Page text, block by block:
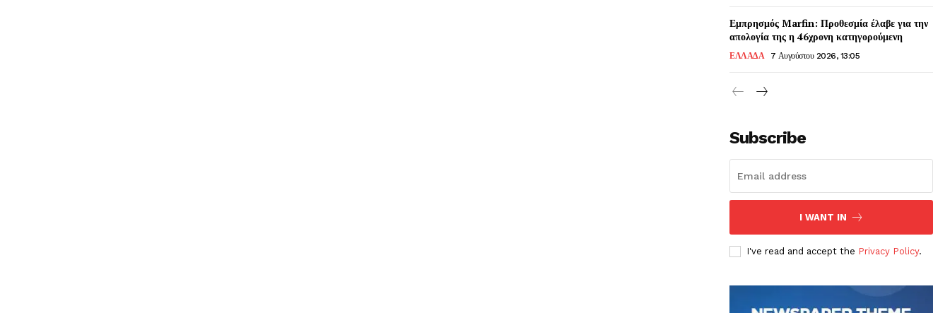
Εμπρησμός Marfin: Προθεσμία έλαβε για την
απολογία της η 46χρονη κατηγορούμενη
ΕΛΛΑΔΑ 7 Αυγούστου 2026, 13:05
Subscribe
I WANT IN
I've read and accept the Privacy Policy.